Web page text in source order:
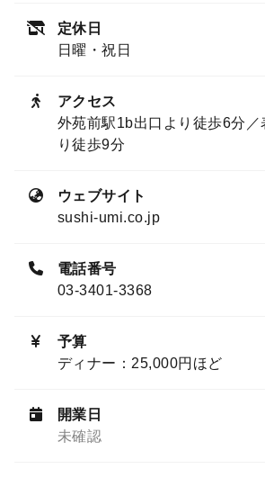
定休日
日曜・祝日
アクセス
外苑前駅1b出口より徒歩6分／
り徒歩9分
ウェブサイト
sushi-umi.co.jp
電話番号
03-3401-3368
予算
ディナー：25,000円ほど
開業日
未確認